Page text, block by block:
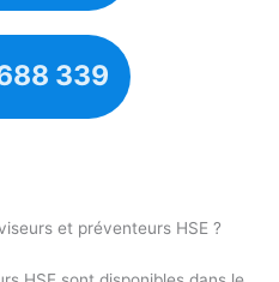
339
et préventeurs HSE ?